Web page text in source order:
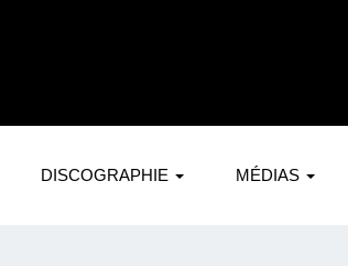
DISCOGRAPHIE MÉDIAS